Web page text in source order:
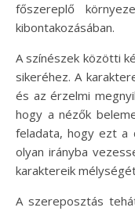
főszereplő
kibontakozásában.
A színészek közötti
sikeréhez. A
és az érzelmi
hogy a nézők
feladata, hogy ezt a
olyan irányba
karaktereik
A szereposztás